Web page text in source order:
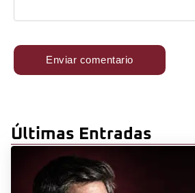
Últimas Entradas